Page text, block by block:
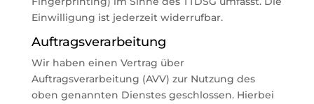
Einwilligung ist jederzeit widerrufbar.
Auftragsverarbeitung
Wir haben einen Vertrag über
Auftragsverarbeitung (AVV) zur Nutzung des
oben genannten Dienstes geschlossen. Hierbei